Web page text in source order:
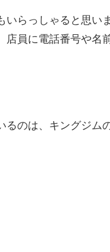
いらっしゃると思い
店員に電話番号や名
のは、キングジム